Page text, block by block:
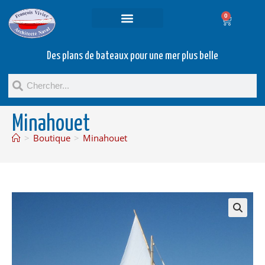
0
Des plans de bateaux pour une mer plus belle
Minahouet
> Boutique > Minahouet